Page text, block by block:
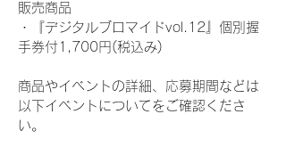
販売商品
・『デジタルブロマイドvol.12』個別握
手券付1,700円(税込み)
商品やイベントの詳細、応募期間などは
以下イベントについてをご確認くださ
い。